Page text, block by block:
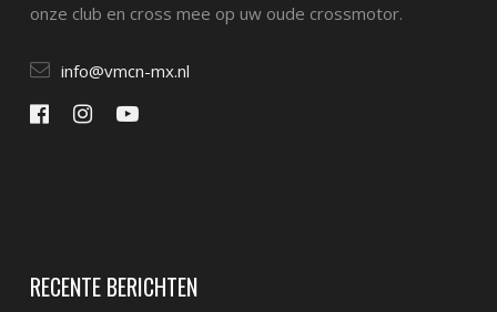
onze club en cross mee op uw oude crossmotor.
info@vmcn-mx.nl
RECENTE BERICHTEN